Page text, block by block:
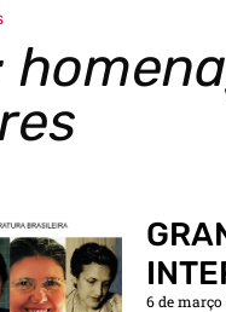
6 de março